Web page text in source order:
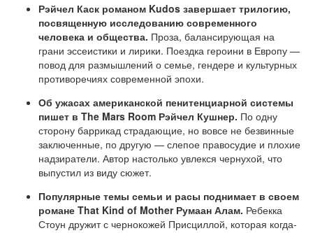
Рэйчел Каск романом Kudos завершает трилогию,
посвященную исследованию современного
человека и общества. Проза, балансирующая на
грани эссеистики и лирики. Поездка героини в Европу —
повод для размышлений о семье, гендере и культурных
противоречиях современной эпохи.
Об ужасах американской пенитенциарной системы
пишет в The Mars Room Рэйчел Кушнер. По одну
сторону баррикад страдающие, но вовсе не безвинные
заключенные, по другую — слепое правосудие и плохие
надзиратели. Автор настолько увлекся чернухой, что
выпустил из виду сюжет.
Популярные темы семьи и расы поднимает в своем
романе That Kind of Mother Румаан Алам. Ребекка
Стоун дружит с чернокожей Присциллой, которая когда-